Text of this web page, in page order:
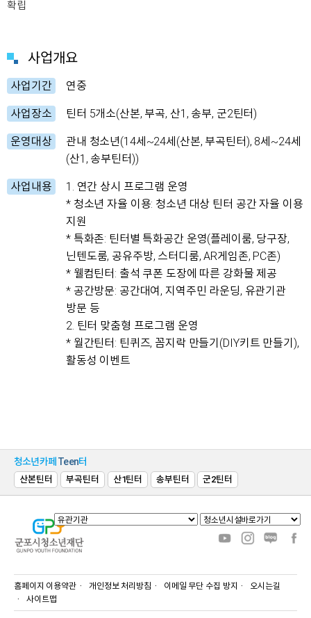
확립
사업개요
사업기간 연중
사업장소 틴터 5개소(산본, 부곡, 산1, 송부, 군2틴터)
운영대상
관내 청소년(14세~24세(산본, 부곡틴터), 8세~24세
(산1, 송부틴터))
사업내용
1. 연간 상시 프로그램 운영
* 청소년 자율 이용: 청소년 대상 틴터 공간 자율 이용
지원
* 특화존: 틴터별 특화공간 운영(플레이룸, 당구장,
닌텐도룸, 공유주방, 스터디룸, AR게임존, PC존)
* 웰컴틴터: 출석 쿠폰 도장에 따른 강화물 제공
* 공간방문: 공간대여, 지역주민 라운딩, 유관기관
방문 등
2. 틴터 맞춤형 프로그램 운영
* 월간틴터: 틴퀴즈, 꼼지락 만들기(DIY키트 만들기),
활동성 이벤트
청소년카페 Teen터
산본틴터 부곡틴터 산1틴터 송부틴터 군2틴터
홈페이지 이용약관 개인정보 처리방침 이메일 무단 수집 방지
오시는길
사이트맵